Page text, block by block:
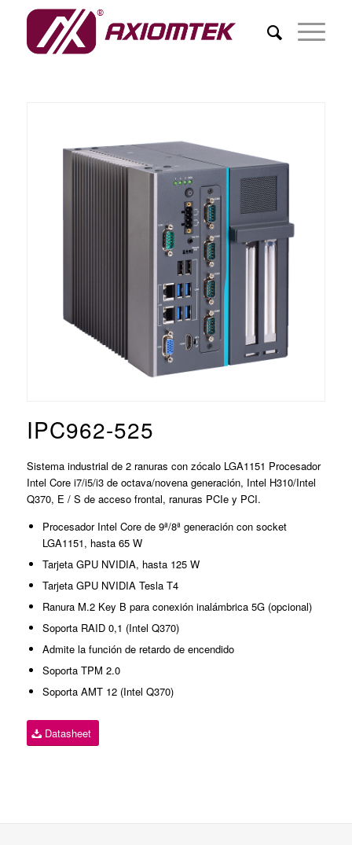
IPC962-525
Sistema industrial de 2 ranuras con zócalo LGA1151 Procesador
Intel Core i7/i5/i3 de octava/novena generación, Intel H310/Intel
Q370, E / S de acceso frontal, ranuras PCIe y PCI.
Procesador Intel Core de 9ª/8ª generación con socket
LGA1151, hasta 65 W
Tarjeta GPU NVIDIA, hasta 125 W
Tarjeta GPU NVIDIA Tesla T4
Ranura M.2 Key B para conexión inalámbrica 5G (opcional)
Soporta RAID 0,1 (Intel Q370)
Admite la función de retardo de encendido
Soporta TPM 2.0
Soporta AMT 12 (Intel Q370)
Datasheet